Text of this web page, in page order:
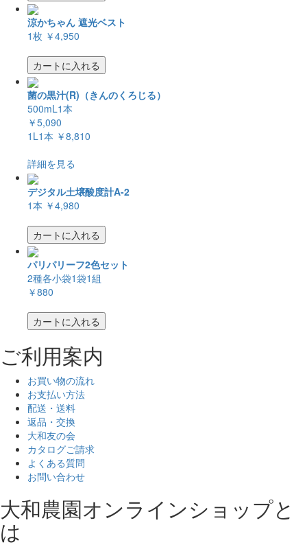
涼かちゃん 遮光ベスト
1枚 ￥4,950
カートに入れる
菌の黒汁(R)（きんのくろじる）
500mL1本
￥5,090
1L1本 ￥8,810
詳細を見る
デジタル土壌酸度計A-2
1本 ￥4,980
カートに入れる
パリパリーフ2色セット
2種各小袋1袋1組
￥880
カートに入れる
ご利用案内
お買い物の流れ
お支払い方法
配送・送料
返品・交換
大和友の会
カタログご請求
よくある質問
お問い合わせ
大和農園オンラインショップと
は